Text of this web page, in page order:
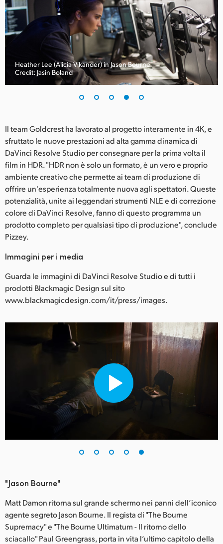
Heather Lee (Alicia Vikander) in Jason Bourne
Credit: Jasin Boland
Il team Goldcrest ha lavorato al progetto interamente in 4K, e
sfruttato le nuove prestazioni ad alta gamma dinamica di
DaVinci Resolve Studio per consegnare per la prima volta il
film in HDR. "HDR non è solo un formato, è un vero e proprio
ambiente creativo che permette ai team di produzione di
offrire un'esperienza totalmente nuova agli spettatori. Queste
potenzialità, unite ai leggendari strumenti NLE e di correzione
colore di DaVinci Resolve, fanno di questo programma un
prodotto completo per qualsiasi tipo di produzione", conclude
Pizzey.
Immagini per i media
Guarda le immagini di DaVinci Resolve Studio e di tutti i
prodotti Blackmagic Design sul sito
www.blackmagicdesign.com/it/press/images.
"Jason Bourne"
Matt Damon ritorna sul grande schermo nei panni dell’iconico
agente segreto Jason Bourne. Il regista di "The Bourne
Supremacy" e "The Bourne Ultimatum - Il ritorno dello
sciacallo" Paul Greengrass, porta in vita l’ultimo capitolo della